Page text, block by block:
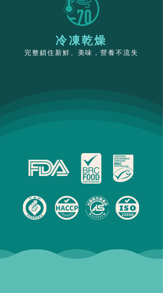
冷凍乾燥
完整鎖住新鮮、美味，營養不流失